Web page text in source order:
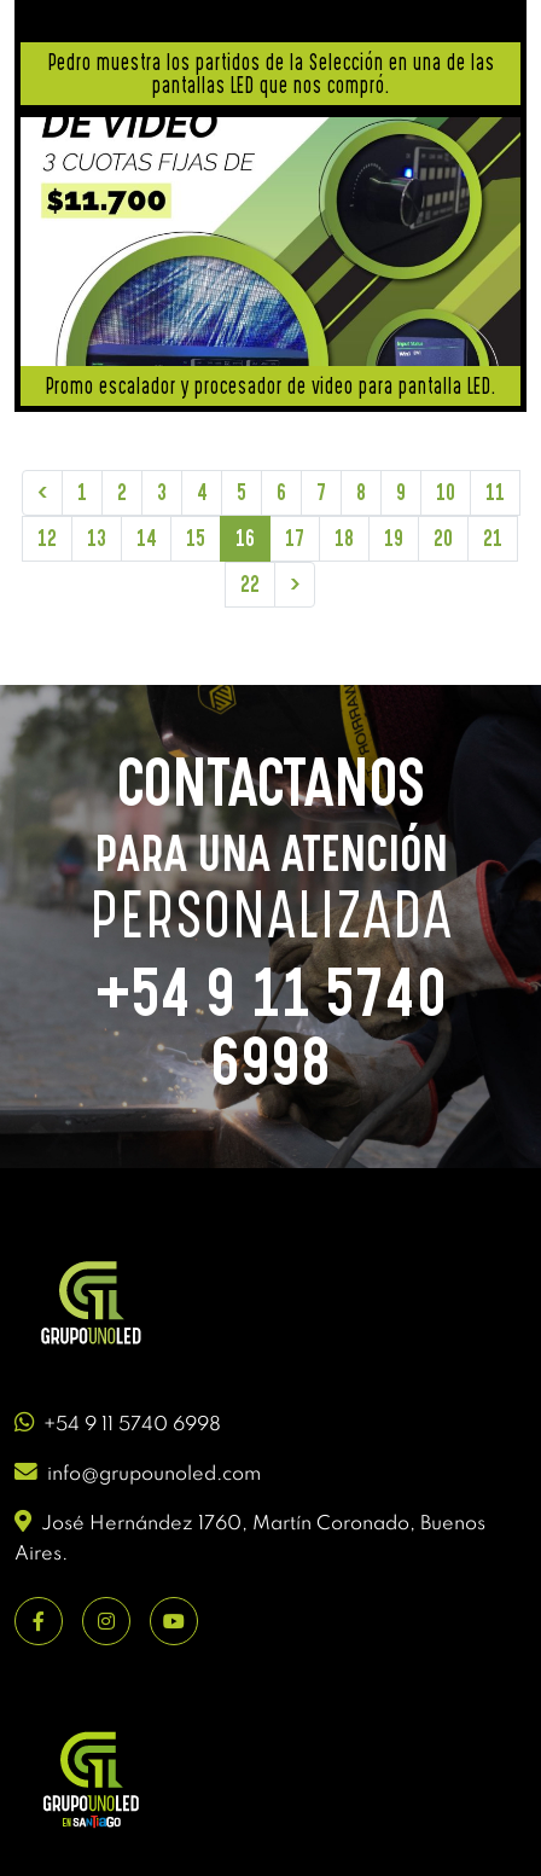
Pedro muestra los partidos de la Selección en una de las
pantallas LED que nos compró.
Promo escalador y procesador de video para pantalla LED.
< 1 2 3 4 5 6 7 8 9 10
11
12
13 14 15 16 17 18 19 20
21
22
>
CONTACTANOS
PARA UNA ATENCIÓN
PERSONALIZADA
+54 9 11 5740
6998
+54 9 11 5740 6998
info@grupounoled.com
José Hernández 1760, Martín Coronado, Buenos
Aires.